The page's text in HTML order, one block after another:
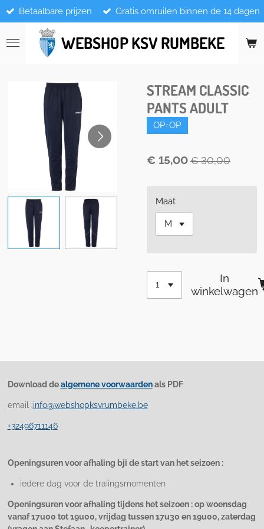
Ga
direct
naar
WEBSHOP KSV RUMBEKE
Betaalbare prijzen Gratis omruilen binnen de 14 dagen
STREAM CLASSIC
PANTS ADULT
OP=OP
€ 15,00 € 30,00
Maat
In
winkelwagen
Download dealgemene voorwaardenals PDF
email :info@webshopksvrumbeke.be
+32496711146
Openingsuren voor afhaling bji de start van het seizoen :
iedere dag voor de traiingsmomenten
Openingsuren voor afhaling tijdens het seizoen : op woensdag
vanaf 17u00 tot 19u00, vrijdag tussen 17u30 en 19u00, zaterdag